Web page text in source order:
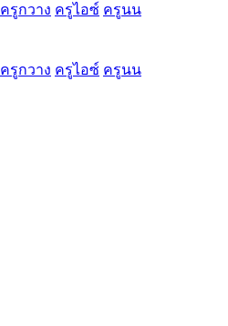
ครูกวาง ครูไอซ์ ครูนน
ครูกวาง ครูไอซ์ ครูนน